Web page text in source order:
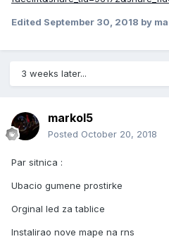
Edited September 30, 2018 by
3 weeks later...
markol5
Posted October 20, 2018
Par sitnica :
Ubacio gumene prostirke
Orginal led za tablice
Instalirao nove mape na rns